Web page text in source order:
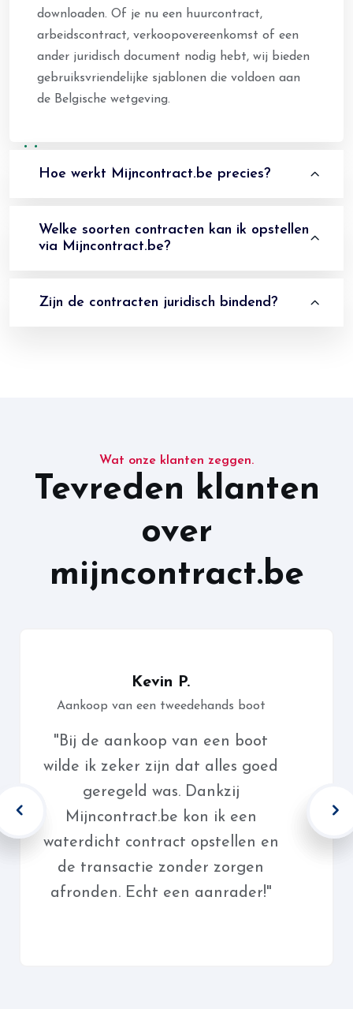
downloaden. Of je nu een huurcontract,
arbeidscontract, verkoopovereenkomst of een
ander juridisch document nodig hebt, wij bieden
gebruiksvriendelijke sjablonen die voldoen aan
de Belgische wetgeving.
Hoe werkt Mijncontract.be precies?
Welke soorten contracten kan ik opstellen
via Mijncontract.be?
Zijn de contracten juridisch bindend?
Wat onze klanten zeggen.
Tevreden klanten
over
mijncontract.be
Kevin P.
Aankoop van een tweedehands boot
"Bij de aankoop van een boot
wilde ik zeker zijn dat alles goed
geregeld was. Dankzij
Mijncontract.be kon ik een
waterdicht contract opstellen en
de transactie zonder zorgen
afronden. Echt een aanrader!"